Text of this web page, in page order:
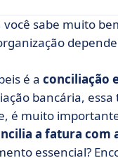
de entrega?
entre fatura e nota
nota de
manual?
de faturas com
sabe muito
é a conciliação
bancária,
é muito
a fatura com
essencial?